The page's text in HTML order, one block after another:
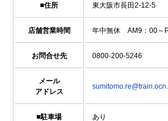
■住所 東大阪市長田2-12-5
店舗営業時間 年中無休 AM9：00～
お問合せ先 0800-200-5246
メール
アドレス
■駐車場 あり